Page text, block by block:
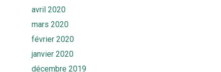
avril 2020
mars 2020
février 2020
janvier 2020
décembre 2019